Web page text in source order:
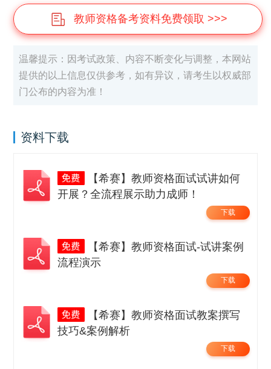
教师资格备考资料免费领取 >>>
温馨提示：因考试政策、内容不断变化与调整，本网站
提供的以上信息仅供参考，如有异议，请考生以权威部
门公布的内容为准！
资料下载
【希赛】教师资格面试试讲如何
开展？全流程展示助力成师！
下载
【希赛】教师资格面试-试讲案例
流程演示
下载
【希赛】教师资格面试教案撰写
技巧&案例解析
下载